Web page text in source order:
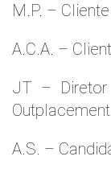
M.P. –
A.C.A. –
JT – Diretor
Outplacement
A.S. –